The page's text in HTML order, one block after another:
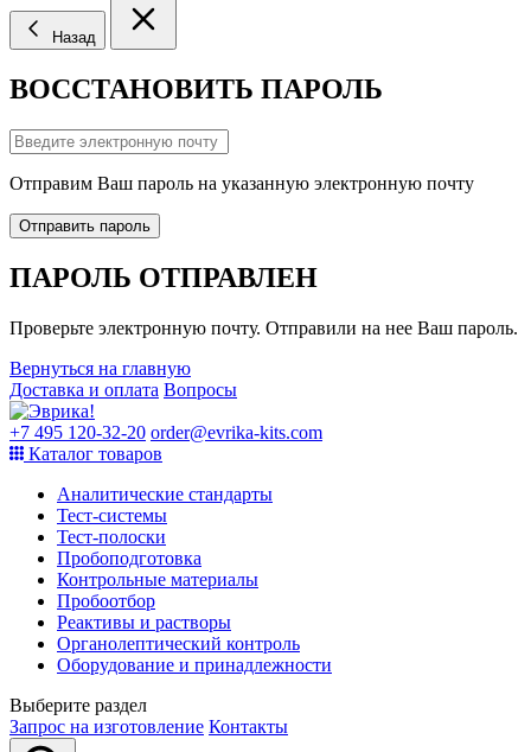
Назад
ВОССТАНОВИТЬ ПАРОЛЬ
Отправим Ваш пароль на указанную электронную почту
Отправить пароль
ПАРОЛЬ ОТПРАВЛЕН
Проверьте электронную почту. Отправили на нее Ваш пароль.
Вернуться на главную
Доставка и оплата Вопросы
+7 495 120-32-20 order@evrika-kits.com
Каталог товаров
Аналитические стандарты
Тест-системы
Тест-полоски
Пробоподготовка
Контрольные материалы
Пробоотбор
Реактивы и растворы
Органолептический контроль
Оборудование и принадлежности
Выберите раздел
Запрос на изготовление Контакты